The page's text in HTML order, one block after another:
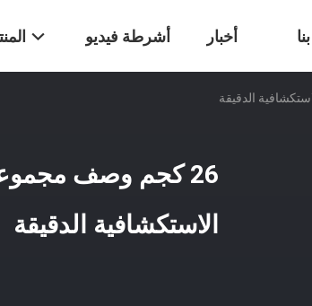
أشرطة فيديو أخبار
الاستكشافية الدقيقة